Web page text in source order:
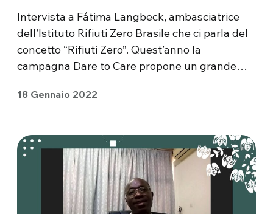
Intervista a Fátima Langbeck, ambasciatrice
dell’Istituto Rifiuti Zero Brasile che ci parla del
concetto “Rifiuti Zero”. Quest’anno la
campagna Dare to Care propone un grande…
18 Gennaio 2022